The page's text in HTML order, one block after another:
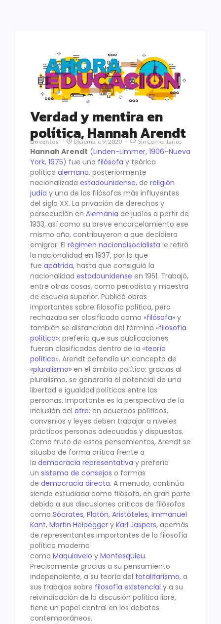
Verdad y mentira en
política, Hannah Arendt
Docentes Diciembre 9, 2020 Sin Comentarios
Hannah Arendt (Linden-Limmer, 1906–Nueva
York, 1975) fue una filósofa y teórica
política alemana, posteriormente
nacionalizada estadounidense, de religión
judía y una de las filósofas más influyentes
del siglo XX. La privación de derechos y
persecución en Alemania de judíos a partir de
1933, así como su breve encarcelamiento ese
mismo año, contribuyeron a que decidiera
emigrar. El régimen nacionalsocialista le retiró
la nacionalidad en 1937, por lo que
fue apátrida, hasta que consiguió la
nacionalidad estadounidense en 1951. Trabajó,
entre otras cosas, como periodista y maestra
de escuela superior. Publicó obras
importantes sobre filosofía política, pero
rechazaba ser clasificada como «filósofa» y
también se distanciaba del término «filosofía
política»: prefería que sus publicaciones
fueran clasificadas dentro de la «teoría
política». Arendt defendía un concepto de
«pluralismo» en el ámbito político: gracias al
pluralismo, se generaría el potencial de una
libertad e igualdad políticas entre las
personas. Importante es la perspectiva de la
inclusión del otro: en acuerdos políticos,
convenios y leyes deben trabajar a niveles
prácticos personas adecuadas y dispuestas.
Como fruto de estos pensamientos, Arendt se
situaba de forma crítica frente a
la democracia representativa y prefería
un sistema de consejos o formas
de democracia directa. A menudo, continúa
siendo estudiada como filósofa, en gran parte
debido a sus discusiones críticas de filósofos
como Sócrates, Platón, Aristóteles, Immanuel
Kant, Martin Heidegger y Karl Jaspers, además
de representantes importantes de la filosofía
política moderna
como Maquiavelo y Montesquieu.
Precisamente gracias a su pensamiento
independiente, a su teoría del totalitarismo, a
sus trabajos sobre filosofía existencial y a su
reivindicación de la discusión política libre,
tiene un papel central en los debates
contemporáneos.